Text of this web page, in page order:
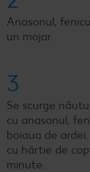
Anasonul,
un mojar.
3
Se scurge
cu anasonul,
boiaua de
cu hârtie de
minute.